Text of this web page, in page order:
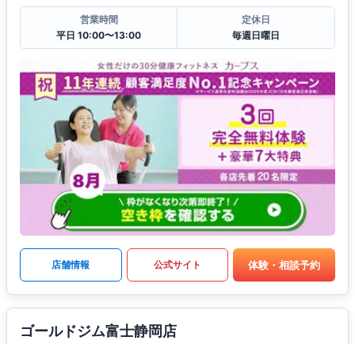
営業時間
平日 10:00〜13:00
定休日
毎週日曜日
店舗情報 公式サイト 体験・相談予約
ゴールドジム富士静岡店